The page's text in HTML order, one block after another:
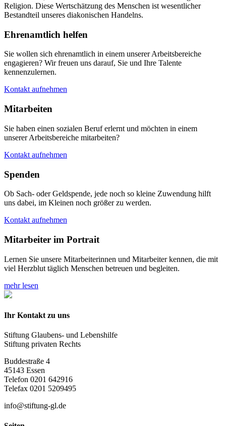
Religion. Diese Wertschätzung des Menschen ist wesentlicher
Bestandteil unseres diakonischen Handelns.
Ehrenamtlich helfen
Sie wollen sich ehrenamtlich in einem unserer Arbeitsbereiche
engagieren? Wir freuen uns darauf, Sie und Ihre Talente
kennenzulernen.
Kontakt aufnehmen
Mitarbeiten
Sie haben einen sozialen Beruf erlernt und möchten in einem
unserer Arbeitsbereiche mitarbeiten?
Kontakt aufnehmen
Spenden
Ob Sach- oder Geldspende, jede noch so kleine Zuwendung hilft
uns dabei, im Kleinen noch größer zu werden.
Kontakt aufnehmen
Mitarbeiter im Portrait
Lernen Sie unsere Mitarbeiterinnen und Mitarbeiter kennen, die mit
viel Herzblut täglich Menschen betreuen und begleiten.
mehr lesen
Ihr Kontakt zu uns
Stiftung Glaubens- und Lebenshilfe
Stiftung privaten Rechts
Buddestraße 4
45143 Essen
Telefon 0201 642916
Telefax 0201 5209495
info@stiftung-gl.de